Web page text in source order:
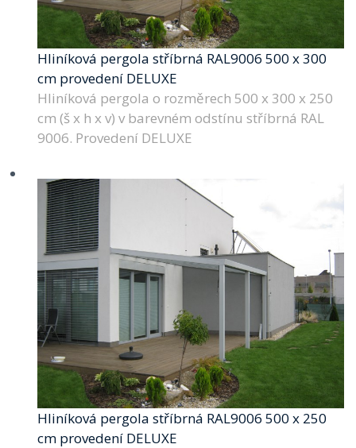
Hliníková pergola stříbrná RAL9006 500 x 300
cm provedení DELUXE
Hliníková pergola o rozměrech 500 x 300 x 250
cm (š x h x v) v barevném odstínu stříbrná RAL
9006. Provedení DELUXE
Hliníková pergola stříbrná RAL9006 500 x 250
cm provedení DELUXE